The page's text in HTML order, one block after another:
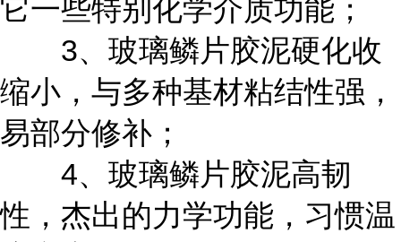
它一些特别化学介质功能；
3、玻璃鳞片胶泥硬化收
缩小，与多种基材粘结性强，
易部分修补；
4、玻璃鳞片胶泥高韧
性，杰出的力学功能，习惯温